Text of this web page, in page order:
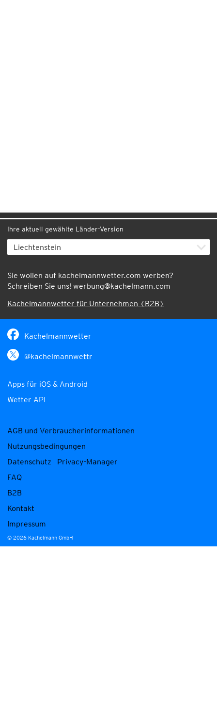
Ihre aktuell gewählte Länder-Version
Sie wollen auf kachelmannwetter.com werben?
Schreiben Sie uns! werbung@kachelmann.com
Kachelmannwetter für Unternehmen (B2B)
Kachelmannwetter
@kachelmannwettr
Apps für iOS & Android
Wetter API
AGB und Verbraucherinformationen
Nutzungsbedingungen
Datenschutz
Privacy-Manager
FAQ
B2B
Kontakt
Impressum
© 2026 Kachelmann GmbH